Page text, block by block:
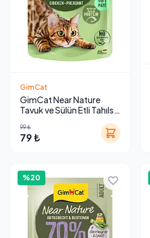
GimCat
GimCat Near Nature
Tavuk ve Sülün Etli Tahılsız
99 ₺
79 ₺
%20